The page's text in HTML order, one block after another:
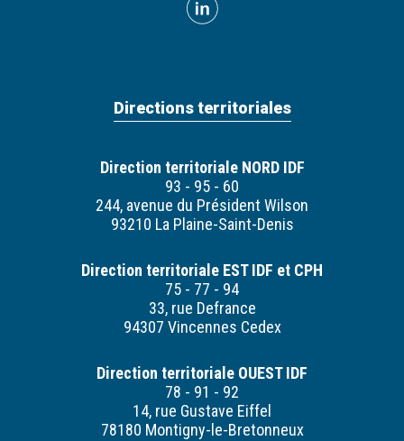
Directions territoriales
Direction territoriale NORD IDF
93 - 95 - 60
244, avenue du Président Wilson
93210 La Plaine-Saint-Denis
Direction territoriale EST IDF et CPH
75 - 77 - 94
33, rue Defrance
94307 Vincennes Cedex
Direction territoriale OUEST IDF
78 - 91 - 92
14, rue Gustave Eiffel
78180 Montigny-le-Bretonneux